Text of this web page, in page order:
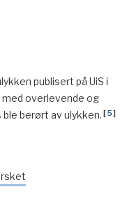
publisert på UiS i
med overlevende og
berørt av ulykken. [5]